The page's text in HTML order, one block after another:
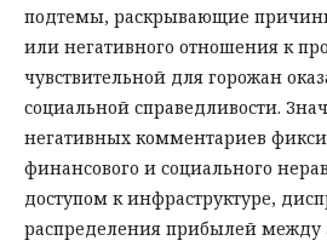
подтемы, раскрывающие
или негативного отношения к
чувствительной для горожан
социальной справедливости.
негативных комментариев
финансового и социального
доступом к инфраструктуре,
распределения прибылей между